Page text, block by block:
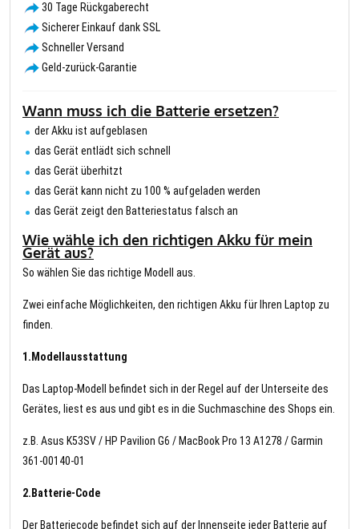
30 Tage Rückgaberecht
Sicherer Einkauf dank SSL
Schneller Versand
Geld-zurück-Garantie
Wann muss ich die Batterie ersetzen?
der Akku ist aufgeblasen
das Gerät entlädt sich schnell
das Gerät überhitzt
das Gerät kann nicht zu 100 % aufgeladen werden
das Gerät zeigt den Batteriestatus falsch an
Wie wähle ich den richtigen Akku für mein
Gerät aus?
So wählen Sie das richtige Modell aus.
Zwei einfache Möglichkeiten, den richtigen Akku für Ihren Laptop zu
finden.
1.Modellausstattung
Das Laptop-Modell befindet sich in der Regel auf der Unterseite des
Gerätes, liest es aus und gibt es in die Suchmaschine des Shops ein.
z.B. Asus K53SV / HP Pavilion G6 / MacBook Pro 13 A1278 / Garmin
361-00140-01
2.Batterie-Code
Der Batteriecode befindet sich auf der Innenseite jeder Batterie auf